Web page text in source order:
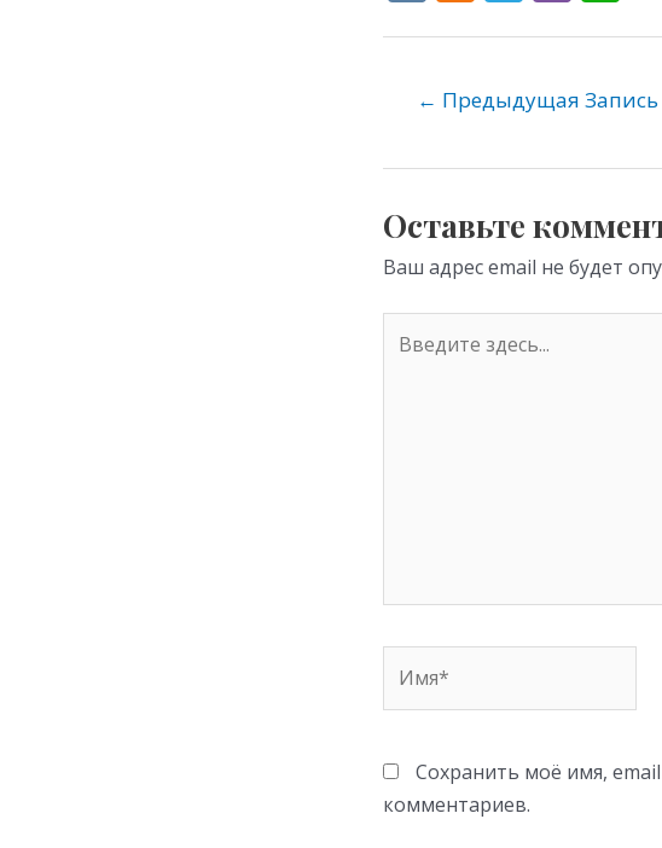
o
as
s
ni
ki
gr
m
s
p
p
← Предыдущая Запись
Оставьте
Ваш адрес email не будет
здесь...
Сохранить моё имя,
комментариев.